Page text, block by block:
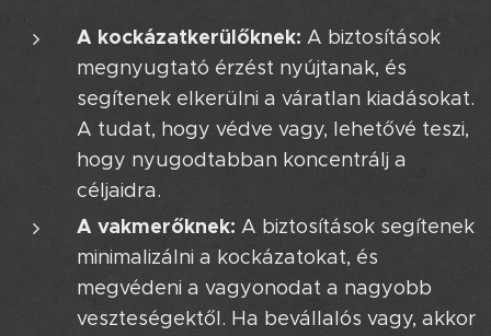
A kockázatkerülőknek: A biztosítások
megnyugtató érzést nyújtanak, és
segítenek elkerülni a váratlan kiadásokat.
A tudat, hogy védve vagy, lehetővé teszi,
hogy nyugodtabban koncentrálj a
céljaidra.
A vakmerőknek: A biztosítások segítenek
minimalizálni a kockázatokat, és
megvédeni a vagyonodat a nagyobb
veszteségektől. Ha bevállalós vagy, akkor